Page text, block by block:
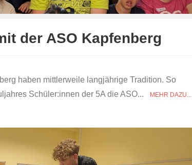
der ASO Kapfenberg
haben mittlerweile langjährige Tradition. So
Schüler:innen der 5A die ASO...
MEHR DAZU...